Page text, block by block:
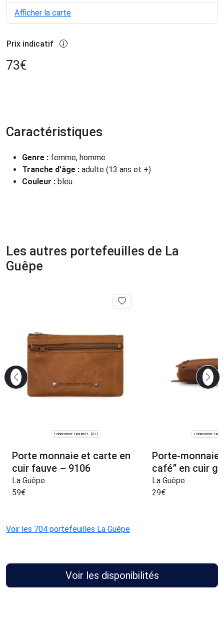
Afficher la carte
Prix indicatif
73€
Caractéristiques
Genre : femme, homme
Tranche d'âge : adulte (13 ans et +)
Couleur : bleu
Les autres portefeuilles de La
Guêpe
Fabrication: Graulhet (81)
Porte monnaie et carte en
cuir fauve – 9106
La Guêpe
59€
Fabrication:
Porte-monnaie
café” en cuir
La Guêpe
29€
Voir les 704 portefeuilles La Guêpe
Voir les disponibilités